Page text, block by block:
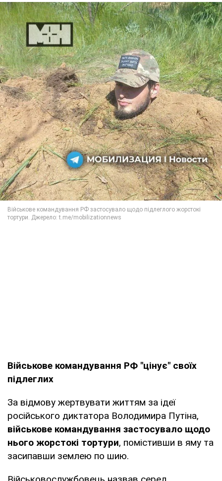
Військове командування РФ "цінує" своїх
підлеглих
За відмову жертвувати життям за ідеї
російського диктатора Володимира Путіна,
військове командування застосувало щодо
нього жорстокі тортури, помістивши в яму та
засипавши землею по шию.